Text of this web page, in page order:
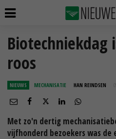
Biotechniekdag
roos
NIEUWS MECHANISATIE HAN REINDSEN
Met zo'n dertig
vijfhonderd bezoekers was de